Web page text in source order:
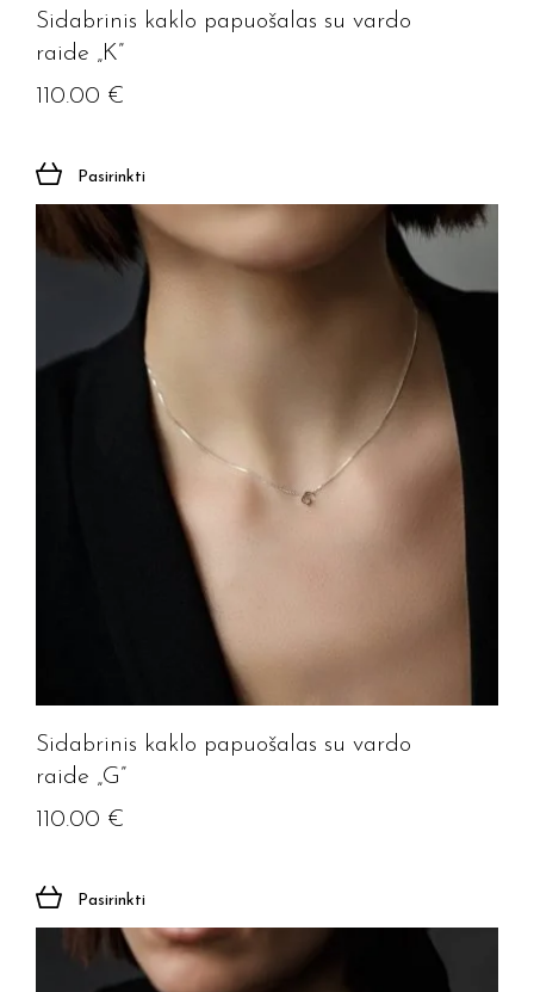
Sidabrinis kaklo papuošalas su vardo
raide „K”
110.00 €
Pasirinkti
Sidabrinis kaklo papuošalas su vardo
raide „G”
110.00 €
Pasirinkti